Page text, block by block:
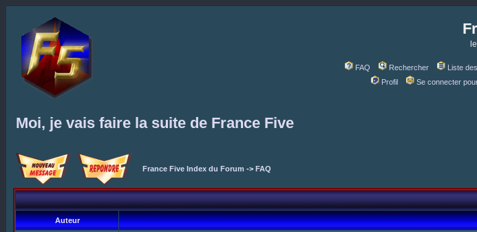
FAQ Rechercher Liste
Profil
Se connecter
Moi, je vais faire la suite de France Five
France Five Index du Forum -> FAQ
Auteur